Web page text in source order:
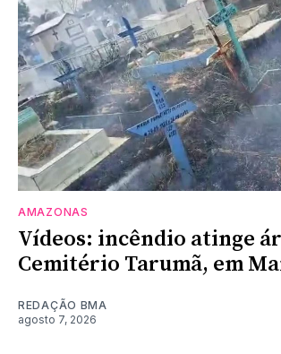
AMAZONAS
Vídeos: incêndio atinge
Cemitério Tarumã, em
REDAÇÃO BMA
agosto 7, 2026